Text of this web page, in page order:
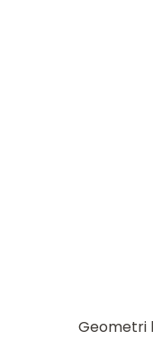
Geometri